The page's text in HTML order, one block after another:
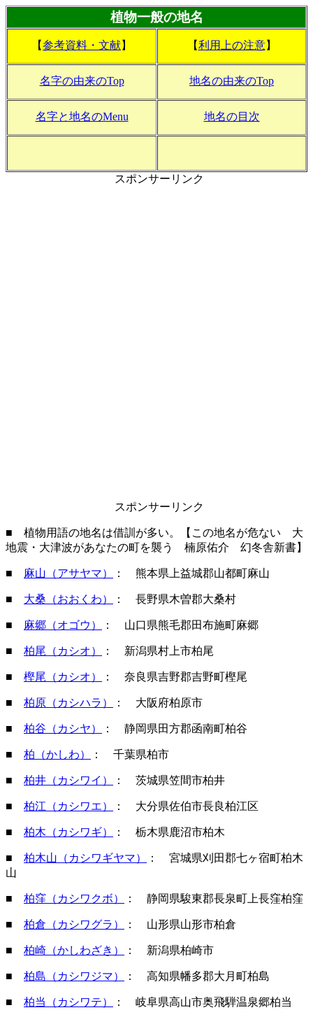
植物一般の地名
【参考資料・文献】 【利用上の注意】
名字の由来のTop 地名の由来のTop
名字と地名のMenu 地名の目次
スポンサーリンク
スポンサーリンク
■ 植物用語の地名は借訓が多い。【この地名が危ない 大
地震・大津波があなたの町を襲う 楠原佑介 幻冬舎新書】
■ 麻山（アサヤマ） ： 熊本県上益城郡山都町麻山
■ 大桑（おおくわ） ： 長野県木曽郡大桑村
■ 麻郷（オゴウ） ： 山口県熊毛郡田布施町麻郷
■ 柏尾（カシオ） ： 新潟県村上市柏尾
■ 樫尾（カシオ） ： 奈良県吉野郡吉野町樫尾
■ 柏原（カシハラ） ： 大阪府柏原市
■ 柏谷（カシヤ） ： 静岡県田方郡函南町柏谷
■ 柏（かしわ） ： 千葉県柏市
■ 柏井（カシワイ） ： 茨城県笠間市柏井
■ 柏江（カシワエ） ： 大分県佐伯市長良柏江区
■ 柏木（カシワギ） ： 栃木県鹿沼市柏木
■ 柏木山（カシワギヤマ）
： 宮城県刈田郡七ヶ宿町柏木
山
■ 柏窪（カシワクボ） ： 静岡県駿東郡長泉町上長窪柏窪
■ 柏倉（カシワグラ） ： 山形県山形市柏倉
■ 柏崎（かしわざき） ： 新潟県柏崎市
■ 柏島（カシワジマ） ： 高知県幡多郡大月町柏島
■ 柏当（カシワテ）
： 岐阜県高山市奥飛騨温泉郷柏当